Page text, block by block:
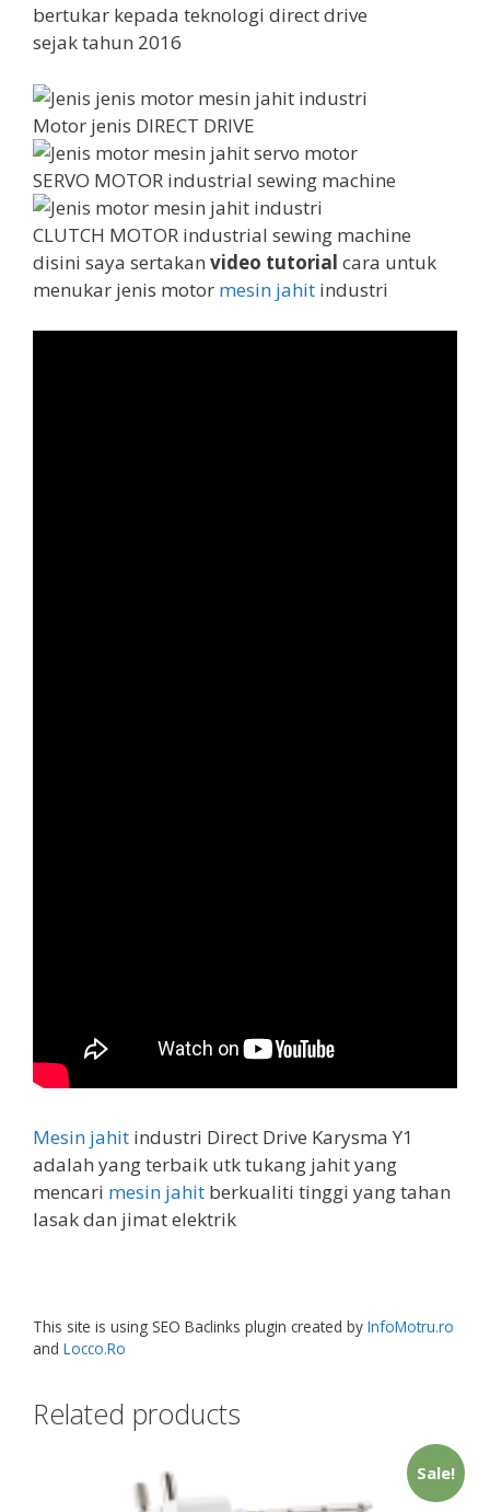
bertukar kepada teknologi direct drive
sejak tahun 2016
Motor jenis DIRECT DRIVE
SERVO MOTOR industrial sewing machine
CLUTCH MOTOR industrial sewing machine
disini saya sertakan video tutorial cara untuk
menukar jenis motor mesin jahit industri
Mesin jahit industri Direct Drive Karysma Y1
adalah yang terbaik utk tukang jahit yang
mencari mesin jahit berkualiti tinggi yang tahan
lasak dan jimat elektrik
This site is using SEO Baclinks plugin created by InfoMotru.ro
and Locco.Ro
Related products
Sale!